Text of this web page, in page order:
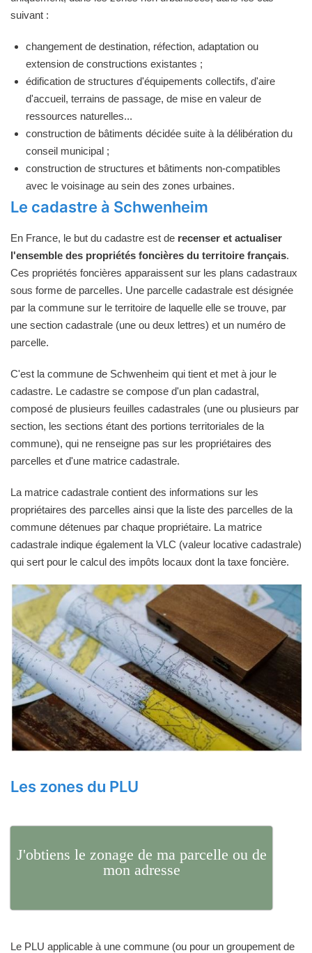
suivant :
changement de destination, réfection, adaptation ou
extension de constructions existantes ;
édification de structures d'équipements collectifs, d'aire
d'accueil, terrains de passage, de mise en valeur de
ressources naturelles...
construction de bâtiments décidée suite à la délibération du
conseil municipal ;
construction de structures et bâtiments non-compatibles
avec le voisinage au sein des zones urbaines.
Le cadastre à Schwenheim
En France, le but du cadastre est de recenser et actualiser
l'ensemble des propriétés foncières du territoire français.
Ces propriétés foncières apparaissent sur les plans cadastraux
sous forme de parcelles. Une parcelle cadastrale est désignée
par la commune sur le territoire de laquelle elle se trouve, par
une section cadastrale (une ou deux lettres) et un numéro de
parcelle.
C'est la commune de Schwenheim qui tient et met à jour le
cadastre. Le cadastre se compose d'un plan cadastral,
composé de plusieurs feuilles cadastrales (une ou plusieurs par
section, les sections étant des portions territoriales de la
commune), qui ne renseigne pas sur les propriétaires des
parcelles et d'une matrice cadastrale.
La matrice cadastrale contient des informations sur les
propriétaires des parcelles ainsi que la liste des parcelles de la
commune détenues par chaque propriétaire. La matrice
cadastrale indique également la VLC (valeur locative cadastrale)
qui sert pour le calcul des impôts locaux dont la taxe foncière.
Les zones du PLU
J'obtiens le zonage de ma parcelle ou de
mon adresse
Le PLU applicable à une commune (ou pour un groupement de